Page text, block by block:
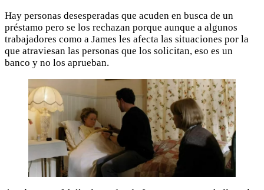
Hay personas desesperadas que acuden en busca de un
préstamo pero se los rechazan porque aunque a algunos
trabajadores como a James les afecta las situaciones por la
que atraviesan las personas que los solicitan, eso es un
banco y no los aprueban.